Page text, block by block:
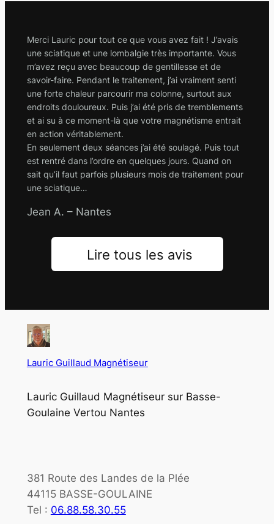
Merci Lauric pour tout ce que vous avez fait ! J’avais
une sciatique et une lombalgie très importante. Vous
m’avez reçu avec beaucoup de gentillesse et de
savoir-faire. Pendant le traitement, j’ai vraiment senti
une forte chaleur parcourir ma colonne, surtout aux
endroits douloureux. Puis j’ai été pris de tremblements
et ai su à ce moment-là que votre magnétisme entrait
en action véritablement.
En seulement deux séances j’ai été soulagé. Puis tout
est rentré dans l’ordre en quelques jours. Quand on
sait qu’il faut parfois plusieurs mois de traitement pour
une sciatique…
Jean A. – Nantes
Lire tous les avis
Lauric Guillaud Magnétiseur
Lauric Guillaud Magnétiseur sur Basse-
Goulaine Vertou Nantes
381 Route des Landes de la Plée
44115 BASSE-GOULAINE
Tel : 06.88.58.30.55